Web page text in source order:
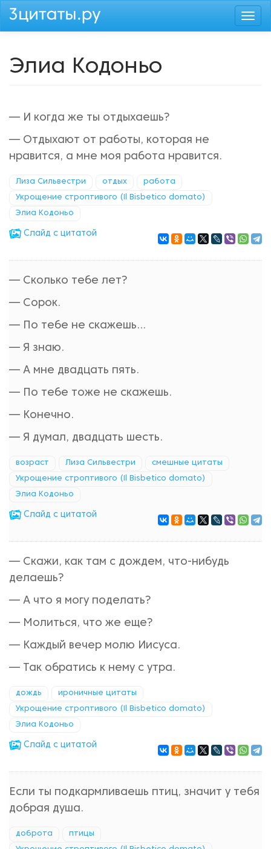
Перейти
Элиа Кодоньо
— И когда же ты отдыхаешь?
— Отдыхают от работы, которая не
нравится, а мне моя работа нравится.
Лиза Сильвестри отдых работа
Укрощение строптивого (Il Bisbetico domato)
Элиа Кодоньо
Cлайд с цитатой
— Сколько тебе лет?
— Сорок.
— По тебе не скажешь…
— Я знаю.
— А мне двадцать пять.
— По тебе тоже не скажешь.
— Конечно.
— Я думал, двадцать шесть.
возраст Лиза Сильвестри смешные цитаты
Укрощение строптивого (Il Bisbetico domato)
Элиа Кодоньо
Cлайд с цитатой
— Скажи, как там с дождем, что-нибудь
делаешь?
— А что я могу поделать?
— Молиться, что же еще?
— Каждый вечер молю Иисуса.
— Так обратись к нему с утра.
дождь ироничные цитаты
Укрощение строптивого (Il Bisbetico domato)
Элиа Кодоньо
Cлайд с цитатой
Если ты подкармливаешь птиц, значит у тебя
добрая душа.
доброта птицы